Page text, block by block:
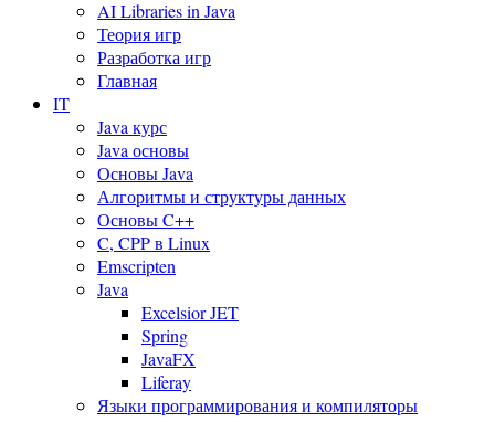
AI Libraries in Java
Теория игр
Разработка игр
Главная
IT
Java курс
Java основы
Основы Java
Алгоритмы и структуры данных
Основы C++
C, CPP в Linux
Emscripten
Java
Excelsior JET
Spring
JavaFX
Liferay
Языки программирования и компиляторы